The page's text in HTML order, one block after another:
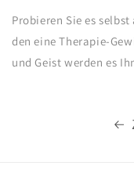
Probieren Sie es
den eine Therapie-
und Geist werden es